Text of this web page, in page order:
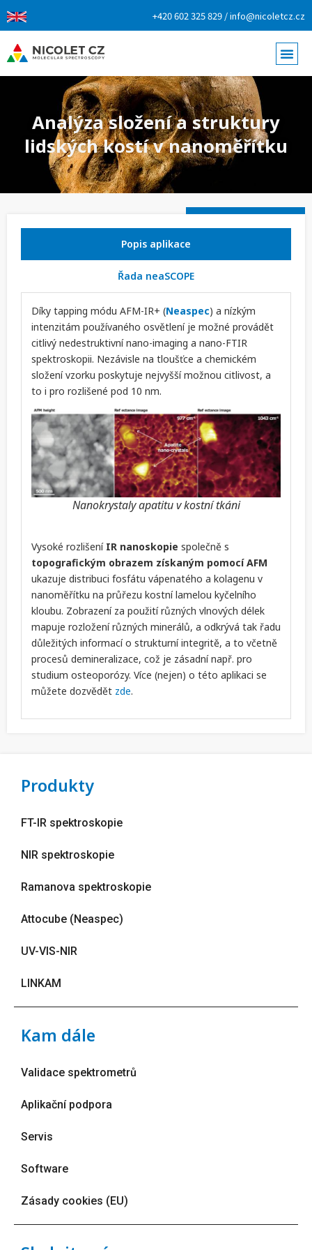
+420 602 325 829 / info@nicoletcz.cz
Analýza složení a struktury
lidských kostí v nanoměřítku
Popis aplikace
Řada neaSCOPE
Díky tapping módu AFM-IR+ (Neaspec) a nízkým
intenzitám používaného osvětlení je možné provádět
citlivý nedestruktivní nano-imaging a nano-FTIR
spektroskopii. Nezávisle na tloušťce a chemickém
složení vzorku poskytuje nejvyšší možnou citlivost, a
to i pro rozlišené pod 10 nm.
Nanokrystaly apatitu v kostní tkáni
Vysoké rozlišení IR nanoskopie společně s
topografickým obrazem získaným pomocí AFM
ukazuje distribuci fosfátu vápenatého a kolagenu v
nanoměřítku na průřezu kostní lamelou kyčelního
kloubu. Zobrazení za použití různých vlnových délek
mapuje rozložení různých minerálů, a odkrývá tak řadu
důležitých informací o strukturní integritě, a to včetně
procesů demineralizace, což je zásadní např. pro
studium osteoporózy. Více (nejen) o této aplikaci se
můžete dozvědět zde.
Produkty
FT-IR spektroskopie
NIR spektroskopie
Ramanova spektroskopie
Attocube (Neaspec)
UV-VIS-NIR
LINKAM
Kam dále
Validace spektrometrů
Aplikační podpora
Servis
Software
Zásady cookies (EU)